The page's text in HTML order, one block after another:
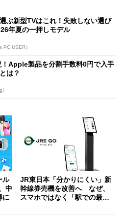
ぶ新型TVはこれ！失敗しない選び
年夏の一押しモデル
PC USER）
！Apple製品を分割手数料0円で入手
は？
ル
中
に
JR東日本「分かりにくい」新
幹線券売機を改善へ なぜ、
スマホではなく「駅での最短